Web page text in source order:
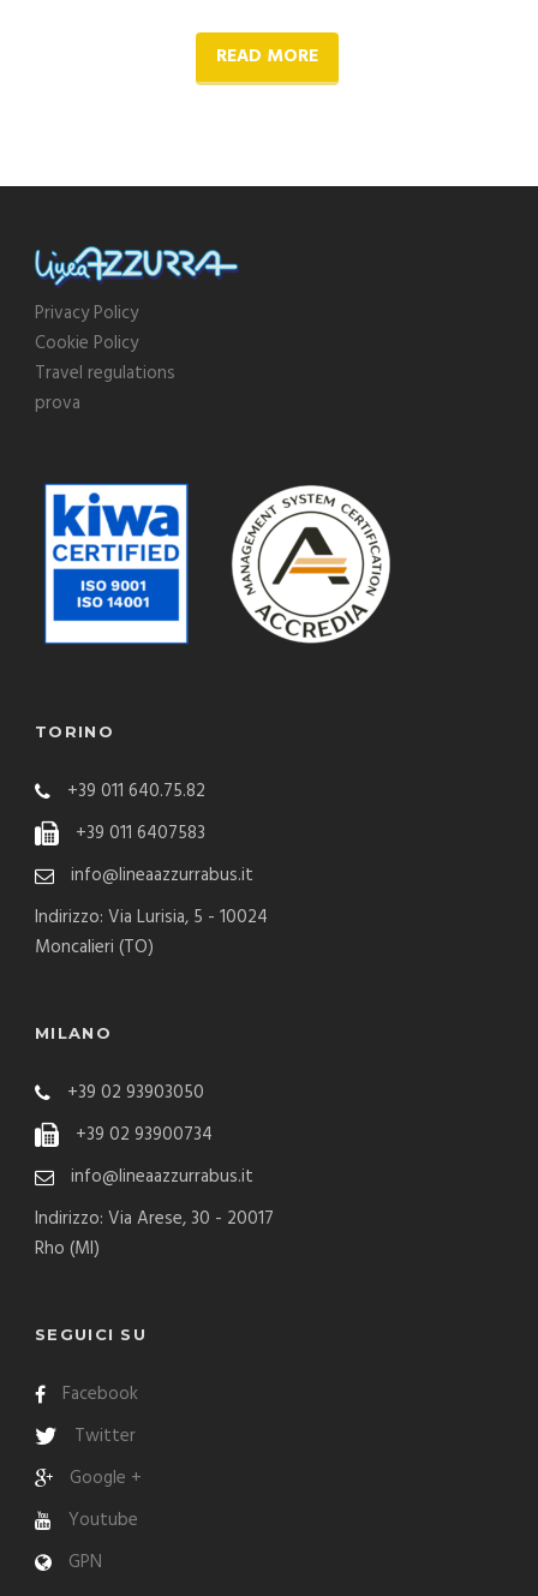
READ MORE
Privacy Policy
Cookie Policy
Travel regulations
prova
TORINO
+39 011 640.75.82
+39 011 6407583
info@lineaazzurrabus.it
Indirizzo: Via Lurisia, 5 - 10024
Moncalieri (TO)
MILANO
+39 02 93903050
+39 02 93900734
info@lineaazzurrabus.it
Indirizzo: Via Arese, 30 - 20017
Rho (MI)
SEGUICI SU
Facebook
Twitter
Google +
Youtube
GPN